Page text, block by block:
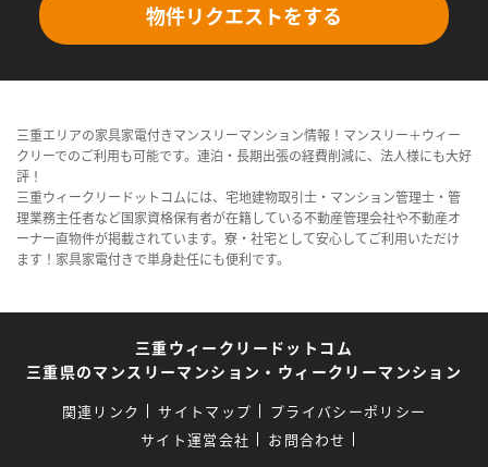
物件リクエストをする
三重エリアの家具家電付きマンスリーマンション情報！マンスリー＋ウィー
クリーでのご利用も可能です。連泊・長期出張の経費削減に、法人様にも大好
評！
三重ウィークリードットコムには、宅地建物取引士・マンション管理士・管
理業務主任者など国家資格保有者が在籍している不動産管理会社や不動産オ
ーナー直物件が掲載されています。寮・社宅として安心してご利用いただけ
ます！家具家電付きで単身赴任にも便利です。
三重ウィークリードットコム
三重県のマンスリーマンション・ウィークリーマンション
関連リンク サイトマップ
プライバシーポリシー
サイト運営会社
お問合わせ